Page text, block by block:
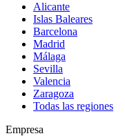
Alicante
Islas Baleares
Barcelona
Madrid
Málaga
Sevilla
Valencia
Zaragoza
Todas las regiones
Empresa